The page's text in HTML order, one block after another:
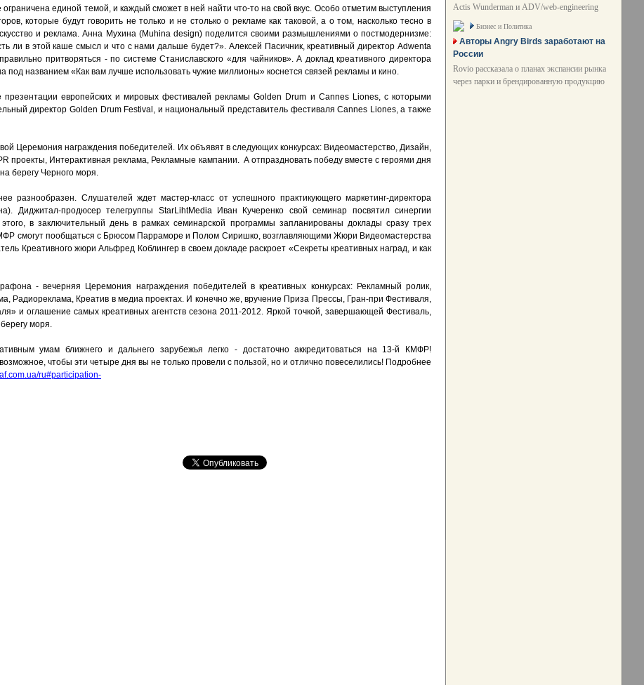
единой темой, и каждый сможет в ней найти что-то на свой вкус. Особо отметим выступления
которые будут говорить не только и не столько о рекламе как таковой, а о том, насколько тесно в
и реклама. Анна Мухина (Muhina design) поделится своими размышлениями о постмодернизме:
ли в этой каше смысл и что с нами дальше будет?». Алексей Пасичник, креативный директор Adwenta
притворяться - по системе Станиславского «для чайников». А доклад креативного директора
под названием «Как вам лучше использовать чужие миллионы» коснется связей рекламы и кино.
европейских и мировых фестивалей рекламы Golden Drum и Cannes Liones, с которыми
директор Golden Drum Festival, и национальный представитель фестиваля Cannes Liones, а также
Церемония награждения победителей. Их объявят в следующих конкурсах: Видеомастерство, Дизайн,
проекты, Интерактивная реклама, Рекламные кампании. А отпраздновать победу вместе с героями дня
берегу Черного моря.
разнообразен. Слушателей ждет мастер-класс от успешного практикующего маркетинг-директора
Диджитал-продюсер телегруппы StarLihtMedia Иван Кучеренко свой семинар посвятил синергии
в заключительный день в рамках семинарской программы запланированы доклады сразу трех
смогут пообщаться с Брюсом Парраморе и Полом Сиришко, возглавляющими Жюри Видеомастерства
Креативного жюри Альфред Коблингер в своем докладе раскроет «Секреты креативных наград, и как
- вечерняя Церемония награждения победителей в креативных конкурсах: Рекламный ролик,
Радиореклама, Креатив в медиа проектах. И конечно же, вручение Приза Прессы, Гран-при Фестиваля,
и оглашение самых креативных агентств сезона 2011-2012. Яркой точкой, завершающей Фестиваль,
моря.
умам ближнего и дальнего зарубежья легко - достаточно аккредитоваться на 13-й КМФР!
чтобы эти четыре дня вы не только провели с пользой, но и отлично повеселились! Подробнее
ru#participation-
Actis Wunderman и ADV/web-engineering
Бизнес и Политика
Авторы Angry Birds заработают на
России
Rovio рассказала о планах экспансии рынка
через парки и брендированную продукцию